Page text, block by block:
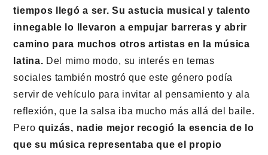
tiempos llegó a ser. Su astucia musical y talento
innegable lo llevaron a empujar barreras y abrir
camino para muchos otros artistas en la música
latina. Del mimo modo, su interés en temas
sociales también mostró que este género podía
servir de vehículo para invitar al pensamiento y ala
reflexión, que la salsa iba mucho más allá del baile.
Pero quizás, nadie mejor recogió la esencia de lo
que su música representaba que el propio